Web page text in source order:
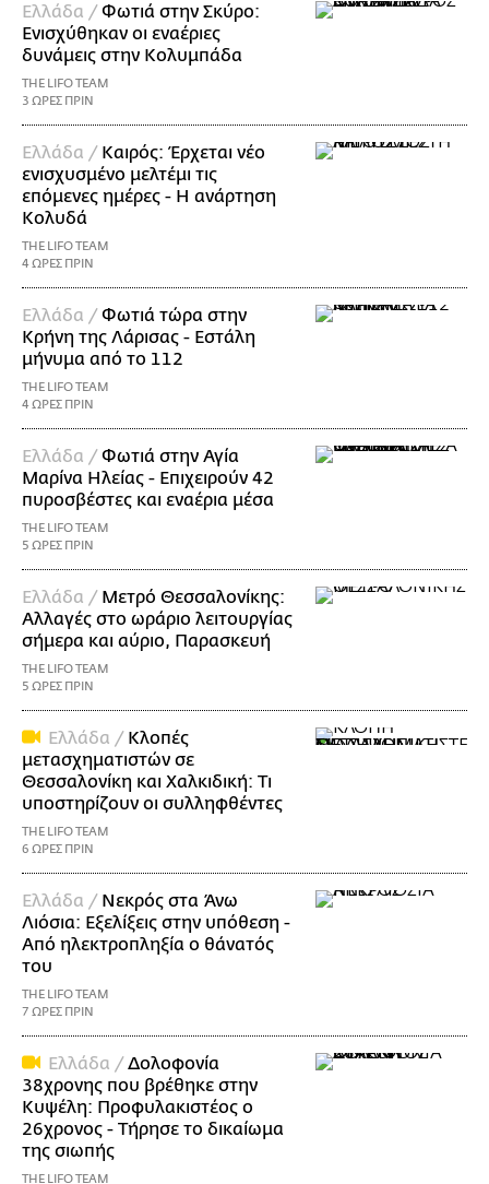
Ελλάδα /Φωτιά στην Σκύρο:
Ενισχύθηκαν οι εναέριες
δυνάμεις στην Κολυμπάδα
THE LIFO TEAM
3 ΩΡΕΣ ΠΡΙΝ
Ελλάδα / Καιρός: Έρχεται νέο
ενισχυσμένο μελτέμι τις
επόμενες ημέρες - Η ανάρτηση
Κολυδά
THE LIFO TEAM
4 ΩΡΕΣ ΠΡΙΝ
Ελλάδα /Φωτιά τώρα στην
Κρήνη της Λάρισας - Εστάλη
μήνυμα από το 112
THE LIFO TEAM
4 ΩΡΕΣ ΠΡΙΝ
Ελλάδα /Φωτιά στην Αγία
Μαρίνα Ηλείας - Επιχειρούν 42
πυροσβέστες και εναέρια μέσα
THE LIFO TEAM
5 ΩΡΕΣ ΠΡΙΝ
Ελλάδα / Μετρό Θεσσαλονίκης:
Αλλαγές στο ωράριο λειτουργίας
σήμερα και αύριο, Παρασκευή
THE LIFO TEAM
5 ΩΡΕΣ ΠΡΙΝ
Ελλάδα / Κλοπές
μετασχηματιστών σε
Θεσσαλονίκη και Χαλκιδική: Τι
υποστηρίζουν οι συλληφθέντες
THE LIFO TEAM
6 ΩΡΕΣ ΠΡΙΝ
Ελλάδα / Νεκρός στα Άνω
Λιόσια: Εξελίξεις στην υπόθεση -
Από ηλεκτροπληξία ο θάνατός
του
THE LIFO TEAM
7 ΩΡΕΣ ΠΡΙΝ
Ελλάδα /Δολοφονία
38χρονης που βρέθηκε στην
Κυψέλη: Προφυλακιστέος ο
26χρονος - Τήρησε το δικαίωμα
της σιωπής
THE LIFO TEAM